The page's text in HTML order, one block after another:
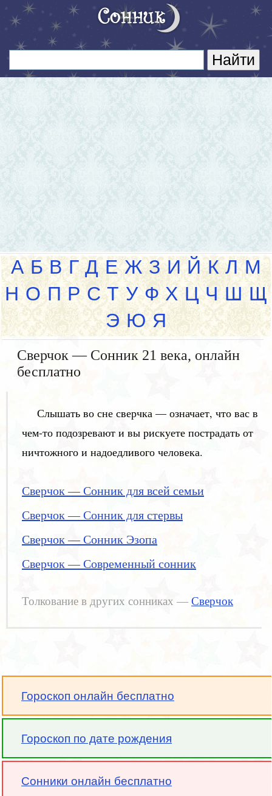
А Б В Г Д Е Ж З И Й К Л М
Н О П Р С Т У Ф Х Ц Ч Ш Щ
Э Ю Я
Сверчок — Сонник 21 века, онлайн
бесплатно
Слышать во сне сверчка — означает, что вас в
чем-то подозревают и вы рискуете пострадать от
ничтожного и надоедливого человека.
Сверчок — Сонник для всей семьи
Сверчок — Сонник для стервы
Сверчок — Сонник Эзопа
Сверчок — Современный сонник
Толкование в других сонниках — Сверчок
Гороскоп онлайн бесплатно
Гороскоп по дате рождения
Сонники онлайн бесплатно